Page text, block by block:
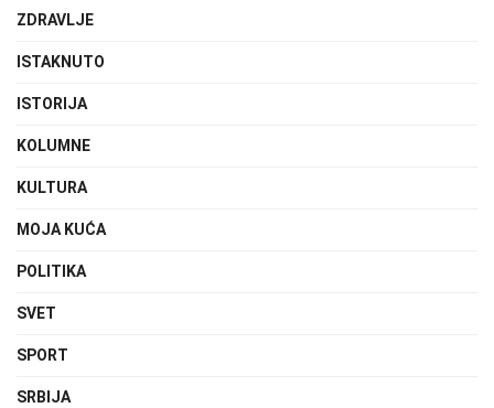
ZDRAVLJE
ISTAKNUTO
ISTORIJA
KOLUMNE
KULTURA
MOJA KUĆA
POLITIKA
SVET
SPORT
SRBIJA